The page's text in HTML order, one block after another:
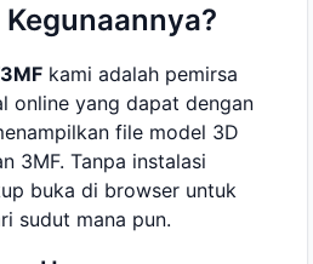
kami adalah pemirsa
online yang dapat dengan
file model 3D
3MF. Tanpa instalasi
buka di browser untuk
sudut mana pun.